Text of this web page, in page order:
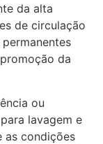
da alta
de circulação
da
ou
lavagem e
as condições